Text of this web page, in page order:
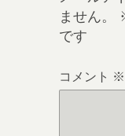
ません。
です
コメント ※